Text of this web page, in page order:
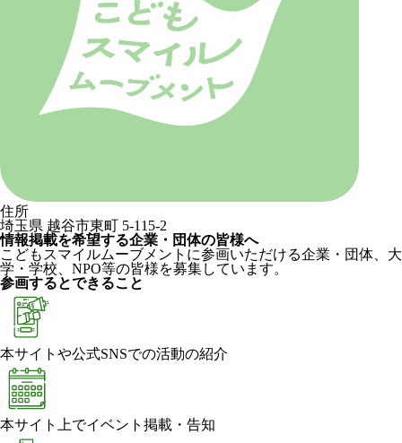
住所
埼玉県 越谷市東町 5-115-2
情報掲載を希望する企業・団体の皆様へ
こどもスマイルムーブメントに参画いただける企業・団体、大
学・学校、NPO等の皆様を募集しています。
参画するとできること
本サイトや公式SNSでの活動の紹介
本サイト上でイベント掲載・告知